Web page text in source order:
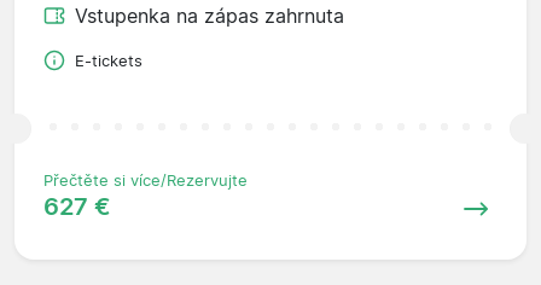
Vstupenka na zápas zahrnuta
E-tickets
Přečtěte si více/Rezervujte
627 €